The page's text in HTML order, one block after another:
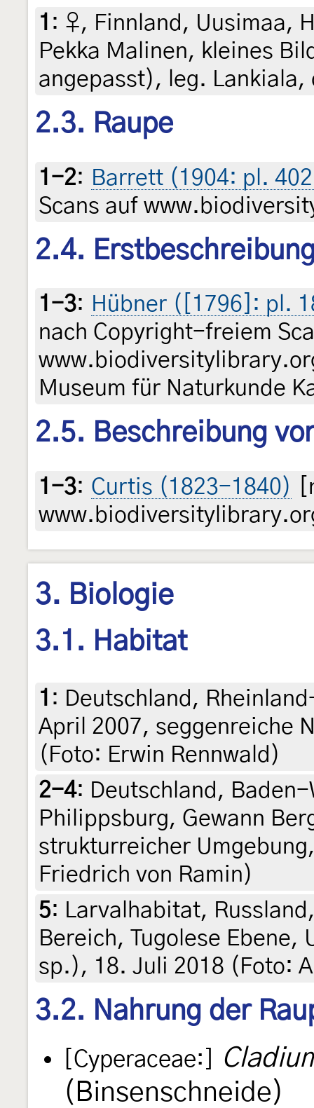
1 : ♀, Finnland, Uusimaa,
Pekka Malinen, kleines
angepasst), leg. Lankiala,
2.3. Raupe
1-2: Barrett (1904: pl.
Scans auf
2.4.
1-3: Hübner ([1796]: pl.
nach Copyright-freiem
Museum für Naturkunde
2.5. Beschreibung
1-3: Curtis (1823-1840)
3. Biologie
3.1. Habitat
1 : Deutschland,
April 2007, seggenreiche
(Foto: Erwin Rennwald)
2-4: Deutschland,
Philippsburg, Gewann
strukturreicher
Friedrich von Ramin)
5: Larvalhabitat,
Bereich, Tugolese Ebene,
sp.), 18. Juli 2018 (Foto:
3.2. Nahrung der
[Cyperaceae:]
(Binsenschneide)